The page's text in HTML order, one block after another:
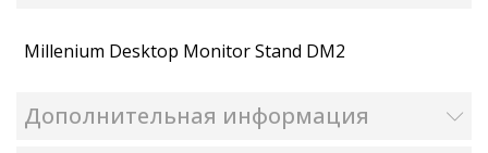
Millenium Desktop Monitor Stand DM2
Дополнительная информация